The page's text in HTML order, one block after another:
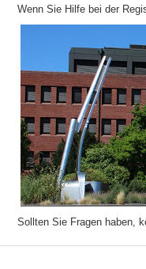
Wenn Sie Hilfe bei der
Sollten Sie Fragen haben,